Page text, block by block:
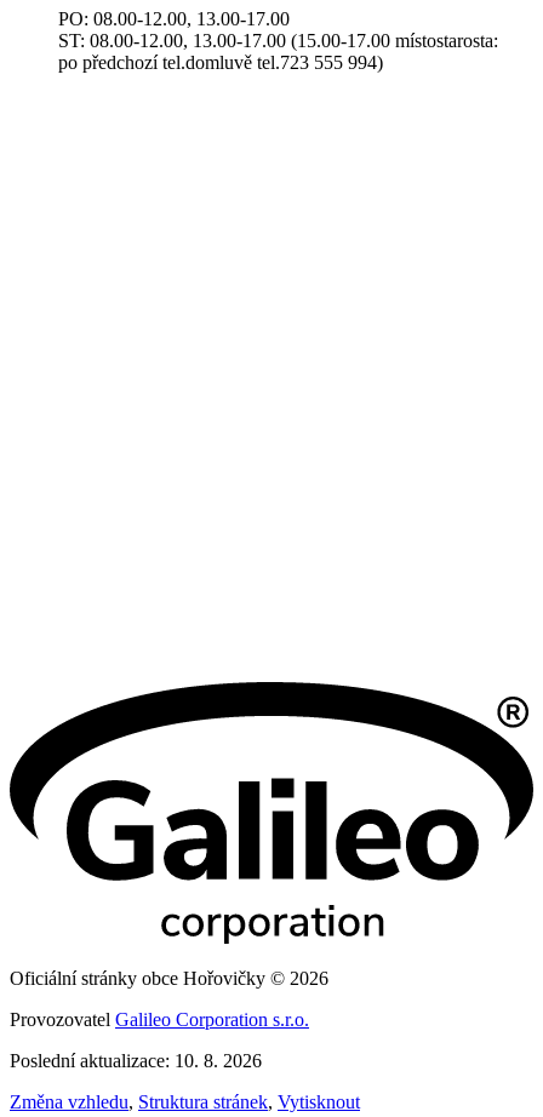
PO: 08.00-12.00, 13.00-17.00
ST: 08.00-12.00, 13.00-17.00 (15.00-17.00 místostarosta:
po předchozí tel.domluvě tel.723 555 994)
Oficiální stránky obce Hořovičky © 2026
Provozovatel Galileo Corporation s.r.o.
Poslední aktualizace: 10. 8. 2026
Změna vzhledu, Struktura stránek, Vytisknout